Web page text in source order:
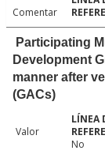
Comentar
Participating
Development
manner after
(GACs)
Valor
No